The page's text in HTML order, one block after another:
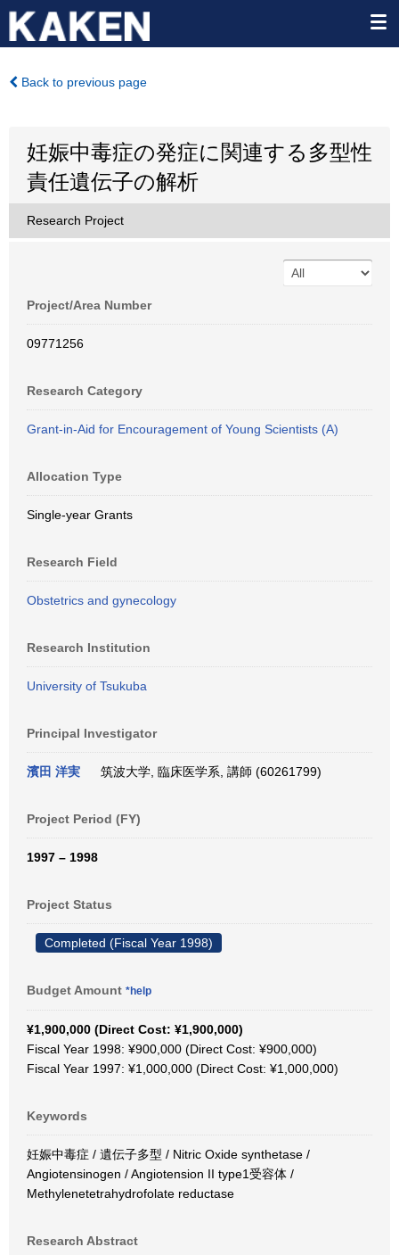
Back to previous page
妊娠中毒症の発症に関連する多型性
責任遺伝子の解析
Research Project
Project/Area Number
09771256
Research Category
Grant-in-Aid for Encouragement of Young Scientists (A)
Allocation Type
Single-year Grants
Research Field
Obstetrics and gynecology
Research Institution
University of Tsukuba
Principal Investigator
濱田 洋実 筑波大学, 臨床医学系, 講師 (60261799)
Project Period (FY)
1997 – 1998
Project Status
Completed (Fiscal Year 1998)
Budget Amount *help
¥1,900,000 (Direct Cost: ¥1,900,000)
Fiscal Year 1998: ¥900,000 (Direct Cost: ¥900,000)
Fiscal Year 1997: ¥1,000,000 (Direct Cost: ¥1,000,000)
Keywords
妊娠中毒症 / 遺伝子多型 / Nitric Oxide synthetase /
Angiotensinogen / Angiotension II type1受容体 /
Methylenetetrahydrofolate reductase
Research Abstract